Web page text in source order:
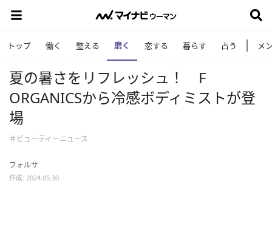
トップ 働く 整える 磨く 恋する 暮らす 占う メ
夏の暑さをリフレッシュ！ F
ORGANICSから冷感ボディミストが登
場
＃ビューティーニュース
フォルサ
作成: 2024.05.30